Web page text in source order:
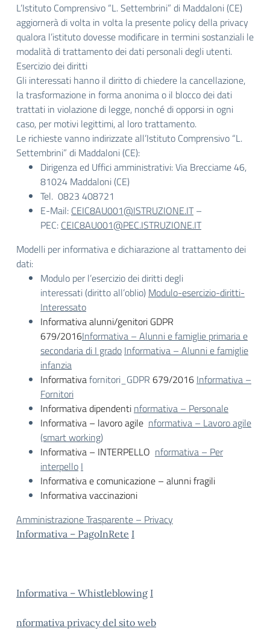
L’Istituto Comprensivo “L. Settembrini” di Maddaloni (CE)
aggiornerà di volta in volta la presente policy della privacy
qualora l’istituto dovesse modificare in termini sostanziali le
modalità di trattamento dei dati personali degli utenti.
Esercizio dei diritti
Gli interessati hanno il diritto di chiedere la cancellazione,
la trasformazione in forma anonima o il blocco dei dati
trattati in violazione di legge, nonché di opporsi in ogni
caso, per motivi legittimi, al loro trattamento.
Le richieste vanno indirizzate all’Istituto Comprensivo “L.
Settembrini” di Maddaloni (CE):
Dirigenza ed Uffici amministrativi: Via Brecciame 46,
81024 Maddaloni (CE)
Tel. 0823 408721
E-Mail: CEIC8AU001@ISTRUZIONE.IT–
PEC: CEIC8AU001@PEC.ISTRUZIONE.IT
Modelli per informativa e dichiarazione al trattamento dei
dati:
Modulo per l’esercizio dei diritti degli
interessati (diritto all’oblio) Modulo-esercizio-diritti-
Interessato
Informativa alunni/genitori GDPR
679/2016Informativa – Alunni e famiglie primaria e
secondaria di I grado Informativa – Alunni e famiglie
infanzia
Informativafornitori_GDPR 679/2016 Informativa –
Fornitori
Informativa dipendenti nformativa – Personale
Informativa – lavoro agile nformativa – Lavoro agile
(smart working)
Informativa – INTERPELLO nformativa – Per
interpello I
Informativa e comunicazione – alunni fragili
Informativa vaccinazioni
Amministrazione Trasparente – Privacy
Informativa – PagoInRete I
Informativa – Whistleblowing I
nformativa privacy del sito web